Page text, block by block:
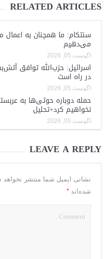
RELATED ARTICLES
سنتکام: ما همچنان به اعمال
می‌دهیم
آگوست 05, 2026
اسرائیل: حزب‌الله توافق
در راه است
آگوست 05, 2026
حمله دوباره حوثی‌ها به
نخواهیم کرد+تحلیل
آگوست 05, 2026
LEAVE A REPLY
نشانی ایمیل شما منتشر نخواهد
شده‌اند *